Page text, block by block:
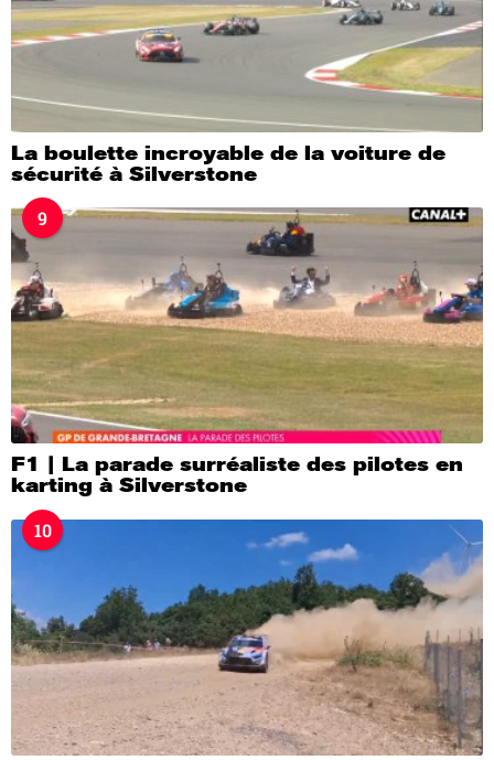
La boulette incroyable de la voiture de
sécurité à Silverstone
9
F1 | La parade surréaliste des pilotes en
karting à Silverstone
10